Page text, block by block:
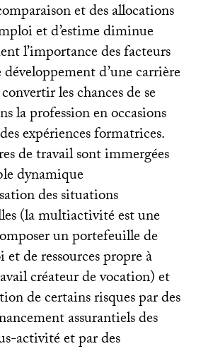
et des allocations
et d’estime diminue
l’importance des facteurs
développement d’une carrière
les chances de se
la profession en occasions
expériences formatrices.
de travail sont immergées
dynamique
des situations
(la multiactivité est une
un portefeuille de
et de ressources propre à
créateur de vocation) et
de certains risques par des
assurantiels des
activité et par des